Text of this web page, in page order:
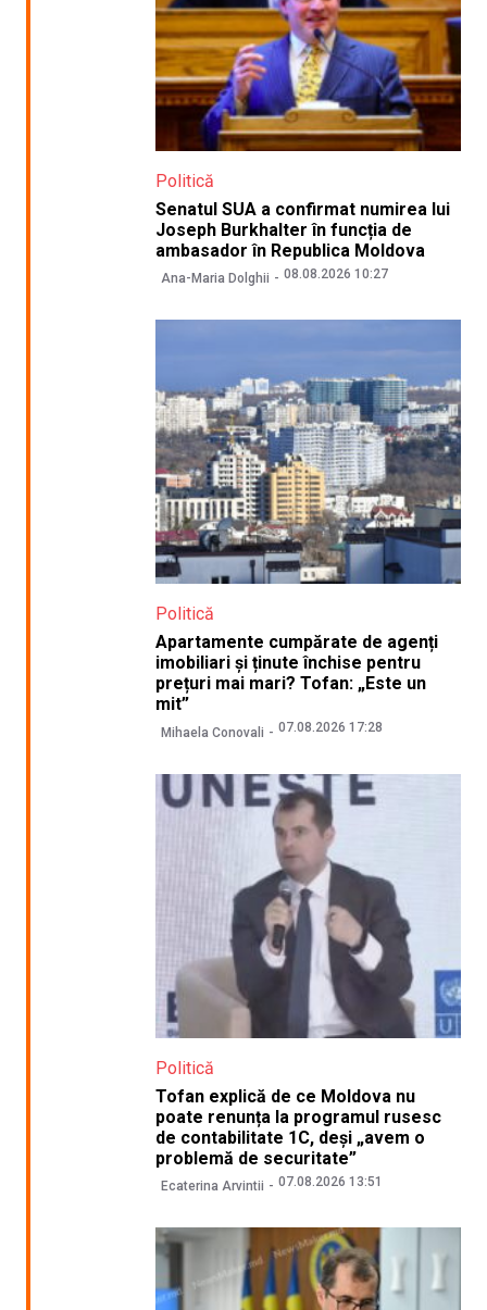
Politică
Senatul SUA a confirmat numirea lui
Joseph Burkhalter în funcția de
ambasador în Republica Moldova
Ana-Maria Dolghii 08.08.2026 10:27
Politică
Apartamente cumpărate de agenți
imobiliari și ținute închise pentru
prețuri mai mari? Tofan: „Este un
mit”
Mihaela Conovali 07.08.2026 17:28
Politică
Tofan explică de ce Moldova nu
poate renunța la programul rusesc
de contabilitate 1C, deși „avem o
problemă de securitate”
Ecaterina Arvintii 07.08.2026 13:51